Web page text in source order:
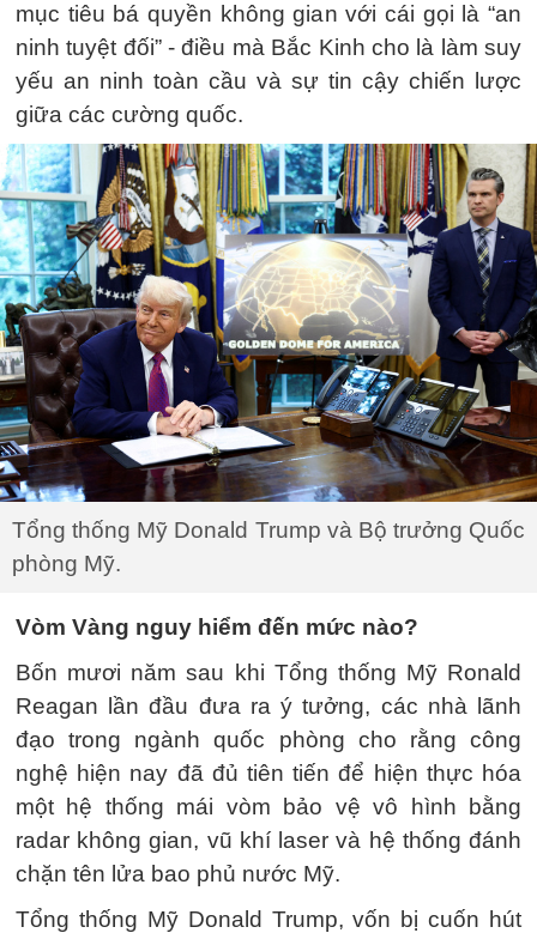
mục tiêu bá quyền không gian với cái gọi là “an
ninh tuyệt đối” - điều mà Bắc Kinh cho là làm suy
yếu an ninh toàn cầu và sự tin cậy chiến lược
giữa các cường quốc.
Tổng thống Mỹ Donald Trump và Bộ trưởng Quốc
phòng Mỹ.
Vòm Vàng nguy hiểm đến mức nào?
Bốn mươi năm sau khi Tổng thống Mỹ Ronald
Reagan lần đầu đưa ra ý tưởng, các nhà lãnh
đạo trong ngành quốc phòng cho rằng công
nghệ hiện nay đã đủ tiên tiến để hiện thực hóa
một hệ thống mái vòm bảo vệ vô hình bằng
radar không gian, vũ khí laser và hệ thống đánh
chặn tên lửa bao phủ nước Mỹ.
Tổng thống Mỹ Donald Trump, vốn bị cuốn hút